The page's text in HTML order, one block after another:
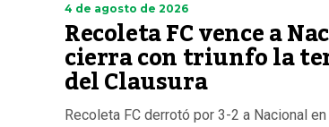
4 de agosto de 2026
Recoleta FC vence a
cierra con triunfo la
del Clausura
Recoleta FC derrotó por 3-2 a Nacional